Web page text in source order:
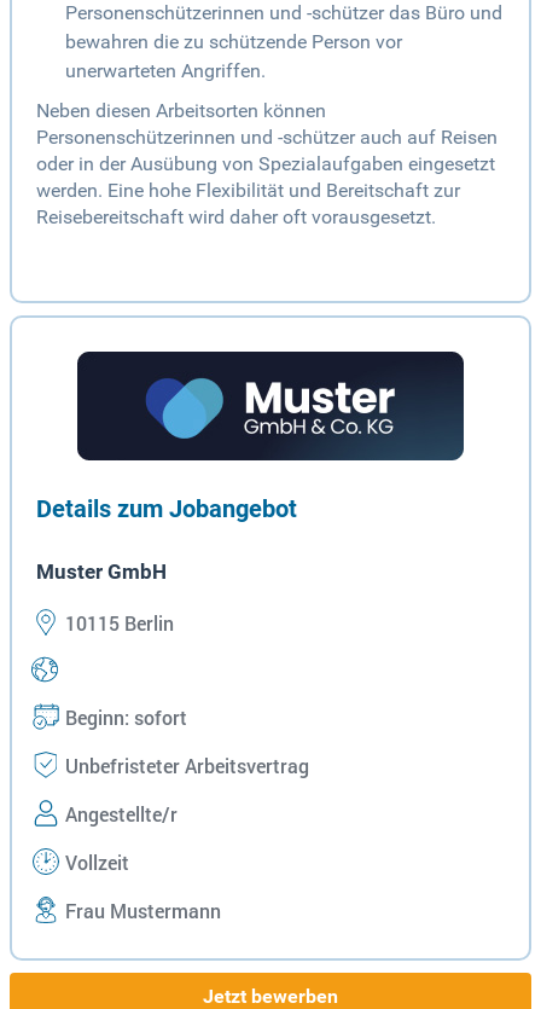
Personenschützerinnen und -schützer das Büro und
bewahren die zu schützende Person vor
unerwarteten Angriffen.
Neben diesen Arbeitsorten können
Personenschützerinnen und -schützer auch auf Reisen
oder in der Ausübung von Spezialaufgaben eingesetzt
werden. Eine hohe Flexibilität und Bereitschaft zur
Reisebereitschaft wird daher oft vorausgesetzt.
Details zum Jobangebot
Muster GmbH
10115 Berlin
Beginn: sofort
Unbefristeter Arbeitsvertrag
Angestellte/r
Vollzeit
Frau Mustermann
Jetzt bewerben